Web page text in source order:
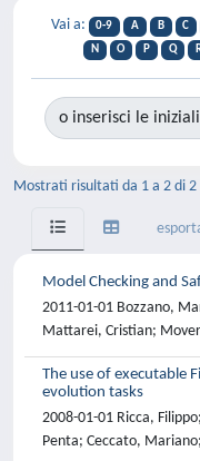
Vai a: 0-9 A B C
N
O P Q
o inserisci le
Mostrati risultati da 1 a 2 di 2
Model Checking and
2011-01-01 Bozzano,
Mattarei, Cristian;
The use of executable
evolution tasks
2008-01-01 Ricca,
Penta; Ceccato,